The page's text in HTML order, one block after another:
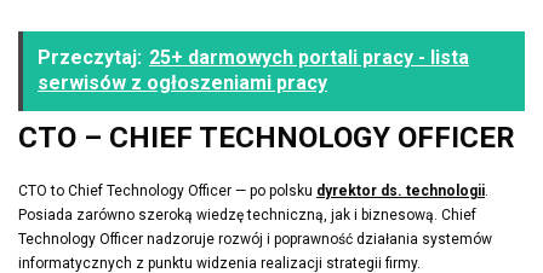
Przeczytaj: 25+ darmowych portali pracy - lista
serwisów z ogłoszeniami pracy
CTO – CHIEF TECHNOLOGY OFFICER
CTO to Chief Technology Officer — po polsku dyrektor ds. technologii
Posiada zarówno szeroką wiedzę techniczną, jak i biznesową. Chief
Technology Officer nadzoruje rozwój i poprawność działania systemów
informatycznych z punktu widzenia realizacji strategii firmy.